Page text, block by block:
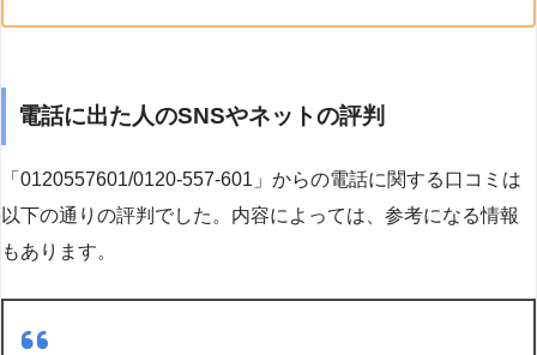
電話に出た人のSNSやネットの評判
「0120557601/0120-557-601」からの電話に関する口コミは
以下の通りの評判でした。内容によっては、参考になる情報
もあります。